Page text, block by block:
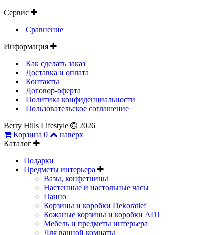
Сервис
Сравнение
Информация
Как сделать заказ
Доставка и оплата
Контакты
Договор-оферта
Политика конфиденциальности
Пользовательское соглашение
Berry Hills Lifestyle
2026
Корзина 0
наверх
Каталог
Подарки
Предметы интерьера
Вазы, конфетницы
Настенные и настольные часы
Панно
Корзины и коробки Dekoratief
Кожаные корзины и коробки ADJ
Мебель и предметы интерьера
Для ванной комнаты